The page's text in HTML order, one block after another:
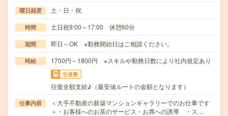
曜日頻度 土・日・祝
時間 土日祝9:00～17:00 休憩60分
期間 即日～OK ※勤務開始日はご相談ください。
時給 1700円～1800円 ※スキルや勤務日数により社内規定あり
交通費
往復全額支給♪（最安値ルートの金額となります）
仕事内容
＜大手不動産の新築マンションギャラリーでのお仕事です
＞・お客様へのお茶のサービス・お席への誘導 ・ス…